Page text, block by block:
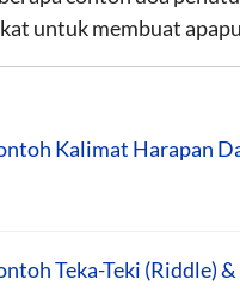
untuk membuat
Kalimat Harapan
Teka-Teki (Riddle)